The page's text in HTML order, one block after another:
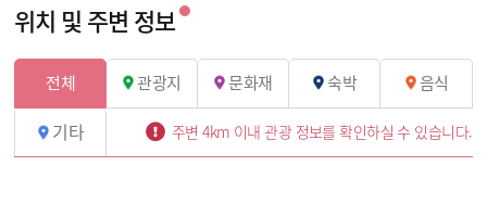
위치 및 주변 정보
전체 관광지 문화재 숙박 음식
기타 주변 4km 이내 관광 정보를 확인하실 수 있습니다.